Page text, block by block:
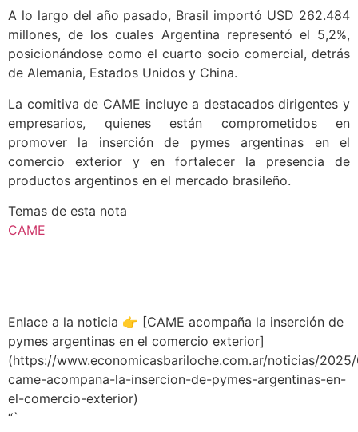
A lo largo del año pasado, Brasil importó USD 262.484
millones, de los cuales Argentina representó el 5,2%,
posicionándose como el cuarto socio comercial, detrás
de Alemania, Estados Unidos y China.
La comitiva de CAME incluye a destacados dirigentes y
empresarios, quienes están comprometidos en
promover la inserción de pymes argentinas en el
comercio exterior y en fortalecer la presencia de
productos argentinos en el mercado brasileño.
Temas de esta nota
CAME
Enlace a la noticia 👉 [CAME acompaña la inserción de
pymes argentinas en el comercio exterior]
(https://www.economicasbariloche.com.ar/noticias/
came-acompana-la-insercion-de-pymes-argentinas-en-
el-comercio-exterior)
“`